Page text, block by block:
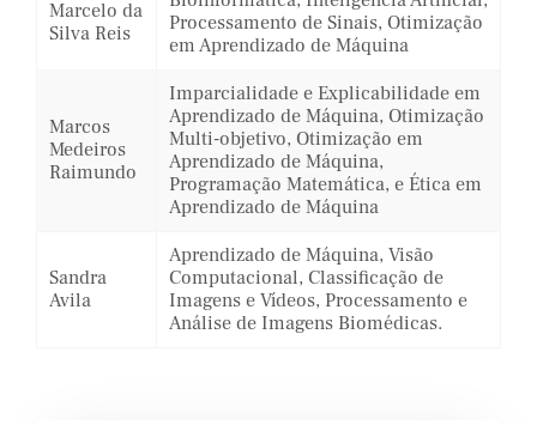
Marcelo da
Silva Reis
Processamento de Sinais, Otimização
em Aprendizado de Máquina
Marcos
Medeiros
Raimundo
Imparcialidade e Explicabilidade em
Aprendizado de Máquina, Otimização
Multi-objetivo, Otimização em
Aprendizado de Máquina,
Programação Matemática, e Ética em
Aprendizado de Máquina
Sandra
Avila
Aprendizado de Máquina, Visão
Computacional, Classificação de
Imagens e Vídeos, Processamento e
Análise de Imagens Biomédicas.